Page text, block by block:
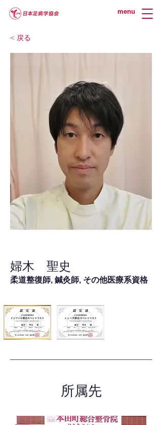
menu
< 戻る
婦木 聖史
柔道整復師, 鍼灸師, その他医療系資格
所属先